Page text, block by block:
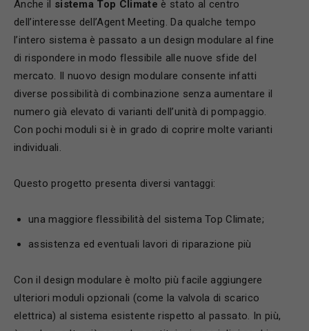
Anche il sistema Top Climate è stato al centro
dell’interesse dell’Agent Meeting. Da qualche tempo
l’intero sistema è passato a un design modulare al fine
di rispondere in modo flessibile alle nuove sfide del
mercato. Il nuovo design modulare consente infatti
diverse possibilità di combinazione senza aumentare il
numero già elevato di varianti dell’unità di pompaggio.
Con pochi moduli si è in grado di coprire molte varianti
individuali.
Questo progetto presenta diversi vantaggi:
una maggiore flessibilità del sistema Top Climate;
assistenza ed eventuali lavori di riparazione più
Con il design modulare è molto più facile aggiungere
ulteriori moduli opzionali (come la valvola di scarico
elettrica) al sistema esistente rispetto al passato. In più,